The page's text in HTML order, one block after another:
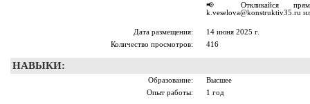
📢 Откликайся
k.veselova@konstruktiv35.ru
Дата размещения:
14 июня 2025 г.
Количество просмотров:
416
НАВЫКИ:
Образование:
Высшее
Опыт работы:
1 год